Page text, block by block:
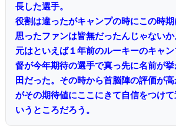
長した選手。
役割は違ったがキャンプの時にこの時
思ったファンは皆無だったんじゃないか
元はといえば１年前のルーキーのキャ
督が今年期待の選手で真っ先に名前が
田だった。その時から首脳陣の評価が
がその期待値にここにきて自信をつけ
いうところだろう。